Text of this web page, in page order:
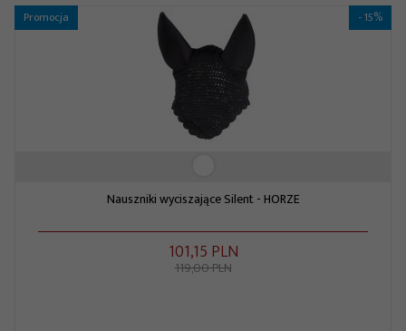
Promocja - 15%
Nauszniki wyciszające Silent - HORZE
101,15 PLN
119,00 PLN